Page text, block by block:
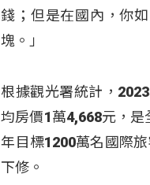
錢；但是在國內，你
塊。」
根據觀光署統計，
均房價1萬4,668元，
年目標1200萬名國際
下修。